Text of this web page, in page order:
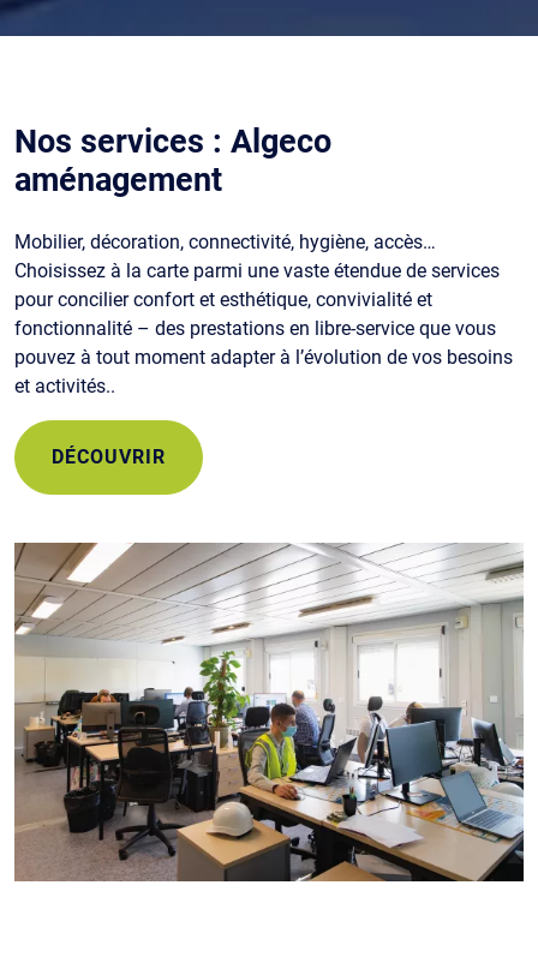
Nos services : Algeco
aménagement
Mobilier, décoration, connectivité, hygiène, accès…
Choisissez à la carte parmi une vaste étendue de services
pour concilier confort et esthétique, convivialité et
fonctionnalité – des prestations en libre-service que vous
pouvez à tout moment adapter à l’évolution de vos besoins
et activités..
DÉCOUVRIR